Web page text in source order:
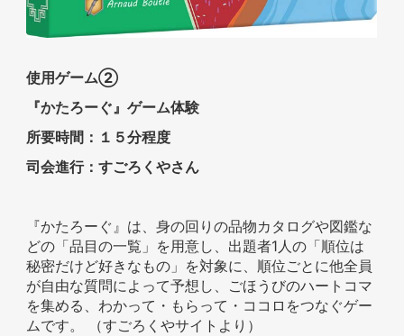
使用ゲーム②
『かたろーぐ』ゲーム体験
所要時間：１５分程度
司会進行：すごろくやさん
『かたろーぐ』は、身の回りの品物カタログや図鑑な
どの「品目の一覧」を用意し、出題者1人の「順位は
秘密だけど好きなもの」を対象に、順位ごとに他全員
が自由な質問によって予想し、ごほうびのハートコマ
を集める、わかって・もらって・ココロをつなぐゲー
ムです。 （すごろくやサイトより）